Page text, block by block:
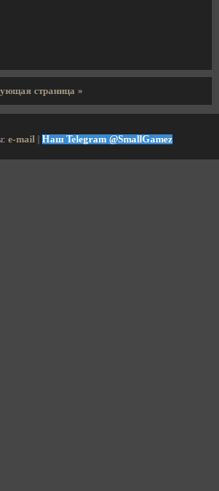
страница »
e-mail Наш Telegram @SmallGamez